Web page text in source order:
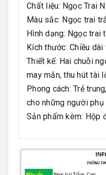
Chất liệu: Ngọc Trai
Màu sắc: Ngọc trai
Hình dạng: Ngọc trai
Kích thước: Chiều
Thiết kế: Hai chuỗi
may mắn, thu hút tài
Phong cách: Trẻ
cho những người
Sản phẩm kèm: Hộp